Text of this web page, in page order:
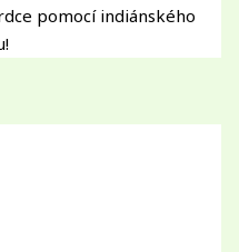
pomocí indiánského